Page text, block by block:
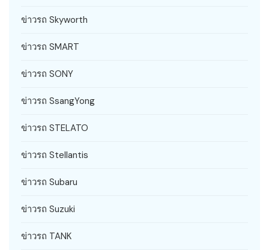
ข่าวรถ Skyworth
ข่าวรถ SMART
ข่าวรถ SONY
ข่าวรถ SsangYong
ข่าวรถ STELATO
ข่าวรถ Stellantis
ข่าวรถ Subaru
ข่าวรถ Suzuki
ข่าวรถ TANK